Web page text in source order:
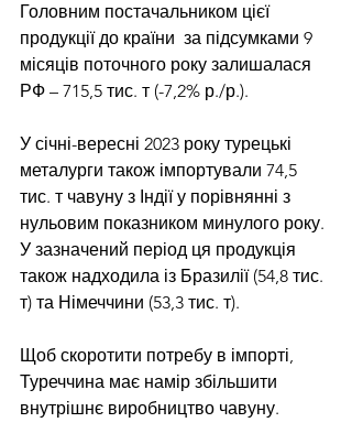
Головним постачальником цієї
продукції до країни  за підсумками 9
місяців поточного року залишалася
РФ – 715,5 тис. т (-7,2% р./р.).
У січні-вересні 2023 року турецькі
металурги також імпортували 74,5
тис. т чавуну з Індії у порівнянні з
нульовим показником минулого року.
У зазначений період ця продукція
також надходила із Бразилії (54,8 тис.
т) та Німеччини (53,3 тис. т).
Щоб скоротити потребу в імпорті,
Туреччина має намір збільшити
внутрішнє виробництво чавуну.